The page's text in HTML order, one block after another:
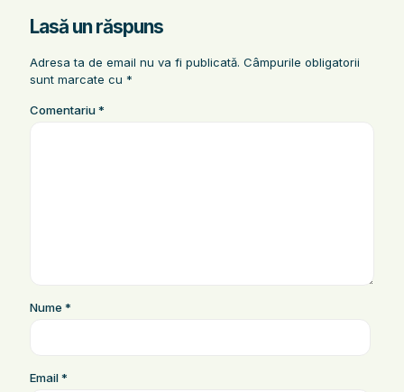
Lasă un răspuns
Adresa ta de email nu va fi publicată. Câmpurile obligatorii
sunt marcate cu *
Comentariu*
Nume *
Email*